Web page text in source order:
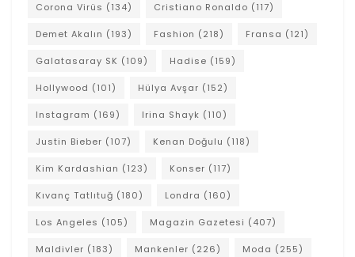
Corona Virüs (134) Cristiano Ronaldo (117)
Demet Akalın (193) Fashion (218) Fransa (121)
Galatasaray SK (109) Hadise (159)
Hollywood (101) Hülya Avşar (152)
Instagram (169) Irina Shayk (110)
Justin Bieber (107) Kenan Doğulu (118)
Kim Kardashian (123) Konser (117)
Kıvanç Tatlıtuğ (180) Londra (160)
Los Angeles (105) Magazin Gazetesi (407)
Maldivler (183) Mankenler (226) Moda (255)